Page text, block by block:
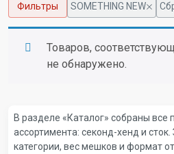
Фильтры SOMETHING NEW
Товаров,
не обнаружено.
В разделе «Каталог» собраны все
ассортимента: секонд-хенд и
категории, вес мешков и формат